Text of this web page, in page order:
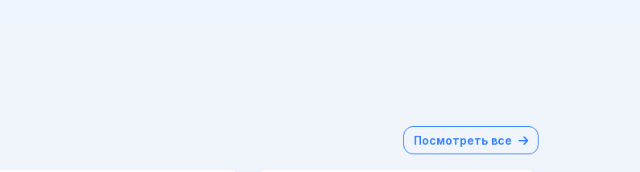
Посмотреть все